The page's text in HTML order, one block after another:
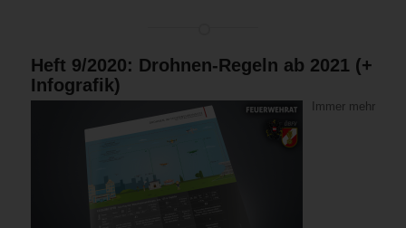
Heft 9/2020: Drohnen-Regeln ab 2021 (+
Infografik)
Immer mehr